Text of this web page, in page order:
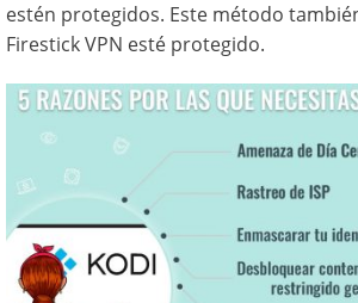
estén protegidos. Este método
Firestick VPN esté protegido.